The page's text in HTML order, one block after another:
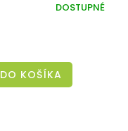
DOSTUPNÉ
DO KOŠÍKA